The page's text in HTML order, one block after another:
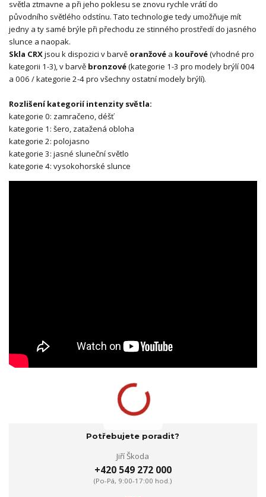
světla ztmavne a při jeho poklesu se znovu rychle vrátí do
původního světlého odstínu. Tato technologie tedy umožňuje mít
jedny a ty samé brýle při přechodu ze stinného prostředí do jasného
slunce a naopak.
Skla CRXjsou k dispozici v barvě oranžové a kouřové(vhodné pro
kategorii 1-3), v barvě bronzové(kategorie 1-3 pro modely brýlí 004
a 006 / kategorie 2-4 pro všechny ostatní modely brýlí).
Rozlišení kategorií intenzity světla:
kategorie 0: zamračeno, déšť
kategorie 1: šero, zatažená obloha
kategorie 2: polojasno
kategorie 3: jasné sluneční světlo
kategorie 4: vysokohorské slunce
Potřebujete poradit?
Jiří Škoda
+420 549 272 000
(Po-Pá, 9:00-17:00 hod.)